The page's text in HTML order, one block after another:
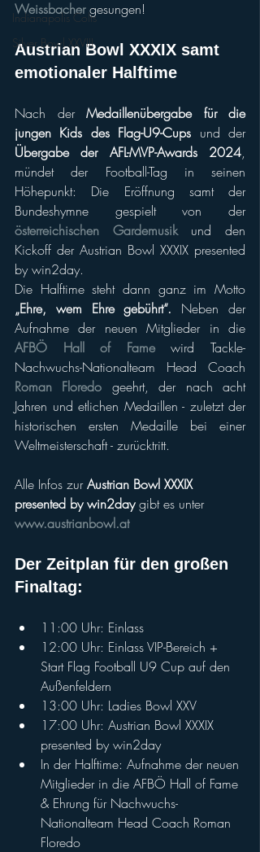
Indianapolis Colts
Silver Bowl XXVIII
Weissbacher gesungen!
Austrian Bowl XXXIX samt
emotionaler Halftime
Nach der Medaillenübergabe für die
jungen Kids des Flag-U9-Cups
und der
Übergabe der AFL-MVP-Awards 2024,
mündet der Football-Tag in seinen
Höhepunkt: Die Eröffnung samt der
Bundeshymne gespielt von der
österreichischen Gardemusik und den
Kickoff der Austrian Bowl XXXIX presented
by win2day.
„Ehre, wem Ehre gebührt“. Neben der
AFBÖ Hall of Fame wird Tackle-
Roman Floredo geehrt, der nach acht
Jahren und etlichen Medaillen - zuletzt der
historischen ersten Medaille bei einer
Weltmeisterschaft - zurücktritt.
Alle Infos zur Austrian Bowl XXXIX
presented by win2day gibt es unter
www.austrianbowl.at
Der Zeitplan für den großen
Finaltag:
11:00 Uhr: Einlass
12:00 Uhr: Einlass VIP-Bereich +
Start Flag Football U9 Cup auf den
Außenfeldern
13:00 Uhr: Ladies Bowl XXV
17:00 Uhr: Austrian Bowl XXXIX
presented by win2day
In der Halftime: Aufnahme der neuen
Mitglieder in die AFBÖ Hall of Fame
& Ehrung für Nachwuchs-
Nationalteam Head Coach Roman
Floredo